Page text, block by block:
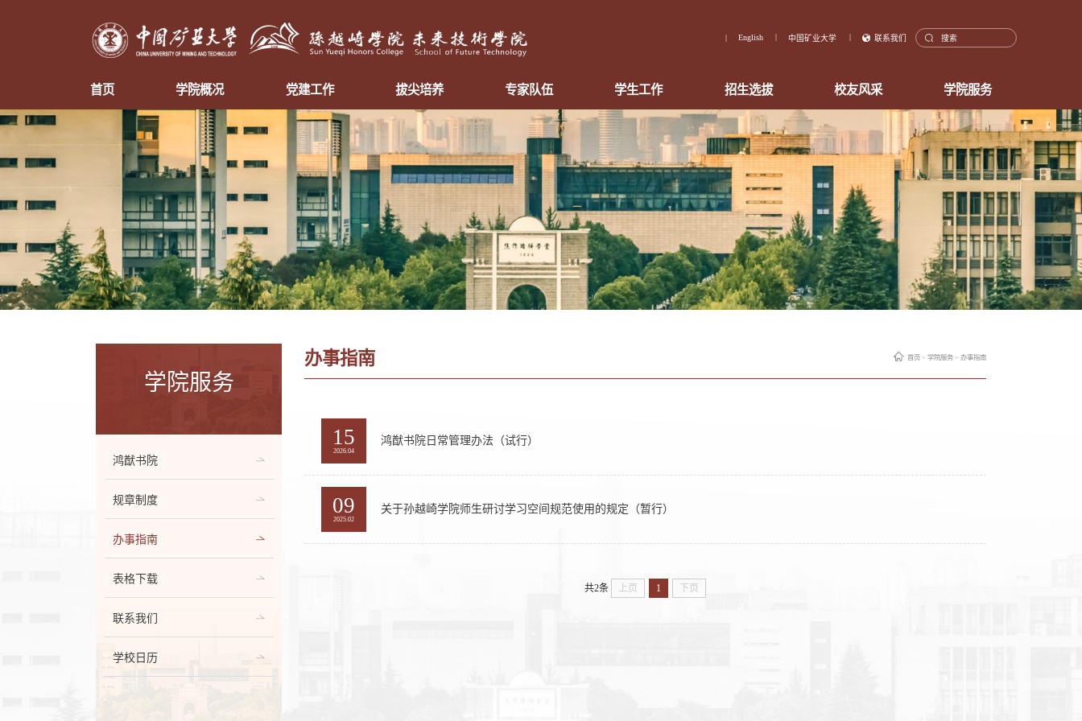
English 中国矿业大学 联系我们
首页 学院概况 党建工作 拔尖培养 专家队伍 学生工作 招生选拔 校友风采 学院服务
学院服务
鸿猷书院
规章制度
办事指南
表格下载
联系我们
学校日历
办事指南 首页 > 学院服务 > 办事指南
15
2026.04
鸿猷书院日常管理办法（试行）
09
2025.02
关于孙越崎学院师生研讨学习空间规范使用的规定（暂行）
共2条 上页 1 下页